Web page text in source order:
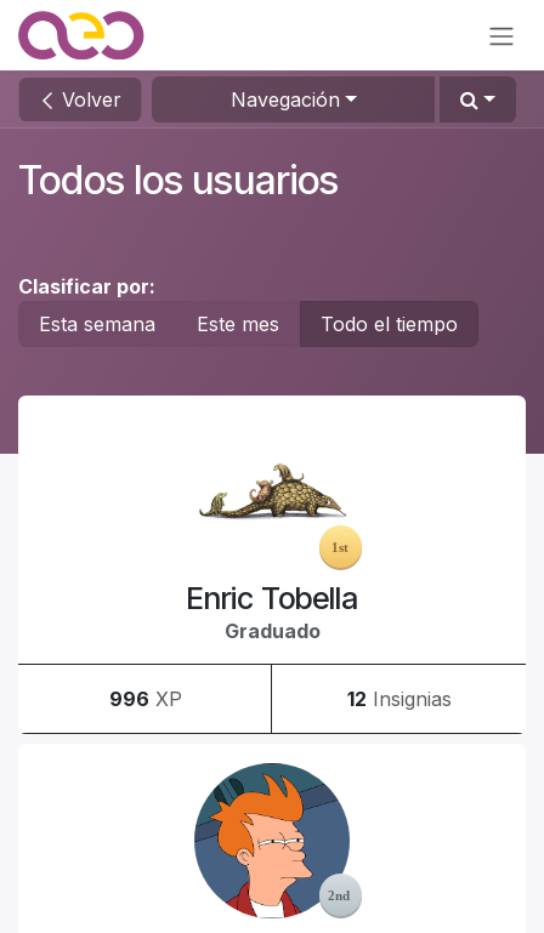
Ir al contenido
Volver Navegación
Todos los usuarios
Clasificar por:
Esta semana
Este mes Todo el tiempo
Enric Tobella
Graduado
996 XP 12 Insignias